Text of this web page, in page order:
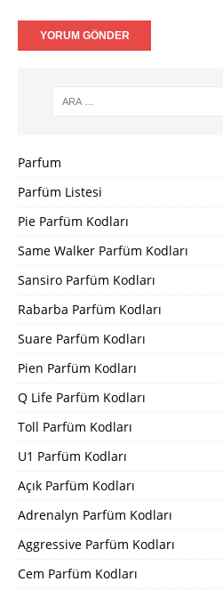
Parfum
Parfüm Listesi
Pie Parfüm Kodları
Same Walker Parfüm Kodları
Sansiro Parfüm Kodları
Rabarba Parfüm Kodları
Suare Parfüm Kodları
Pien Parfüm Kodları
Q Life Parfüm Kodları
Toll Parfüm Kodları
U1 Parfüm Kodları
Açık Parfüm Kodları
Adrenalyn Parfüm Kodları
Aggressive Parfüm Kodları
Cem Parfüm Kodları